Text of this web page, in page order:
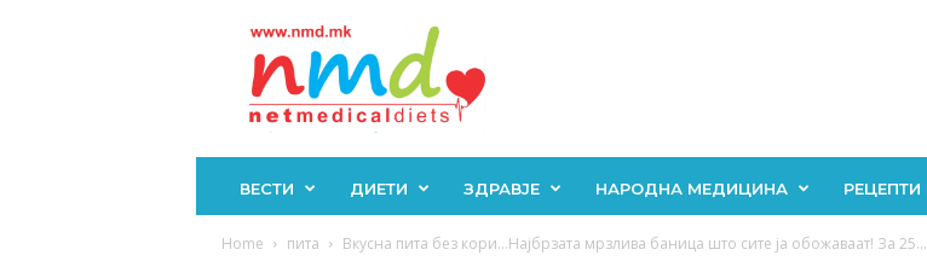
ВЕСТИ ДИЕТИ ЗДРАВЈЕ НАРОДНА МЕДИЦИНА РЕЦЕПТИ
Home пита Вкусна пита без кори…Најбрзата мрзлива баница што сите ја обожаваат! За 25...